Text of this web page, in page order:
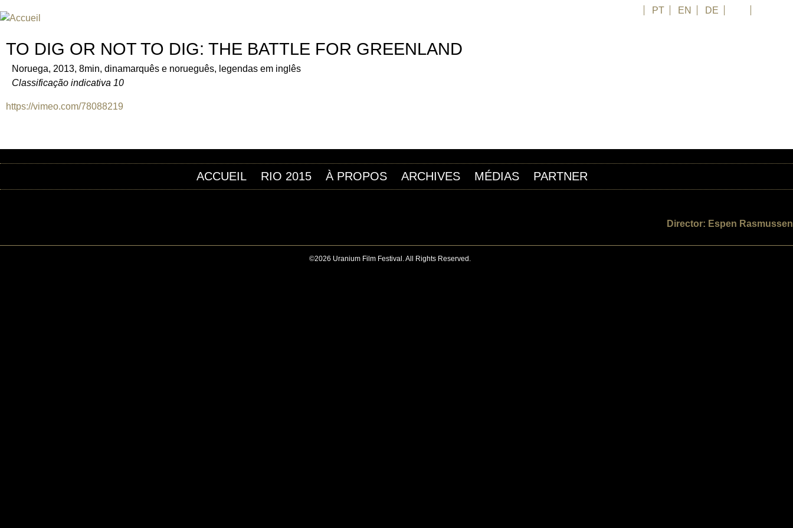
PT EN DE
TO DIG OR NOT TO DIG: THE BATTLE FOR GREENLAND
Noruega, 2013, 8min, dinamarquês e norueguês, legendas em inglês
Classificação indicativa 10
https://vimeo.com/78088219
ACCUEIL RIO 2015 À PROPOS ARCHIVES MÉDIAS PARTNER
Director: Espen Rasmussen
©2026 Uranium Film Festival. All Rights Reserved.